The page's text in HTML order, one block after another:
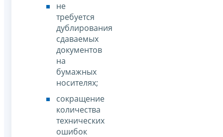
не
требуется
дублирования
сдаваемых
документов
на
бумажных
носителях;
сокращение
количества
технических
ошибок